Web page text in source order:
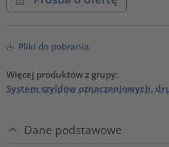
Pliki do pobrania
Więcej produktów z grupy:
System szyldów oznaczeniowych,
Dane podstawowe